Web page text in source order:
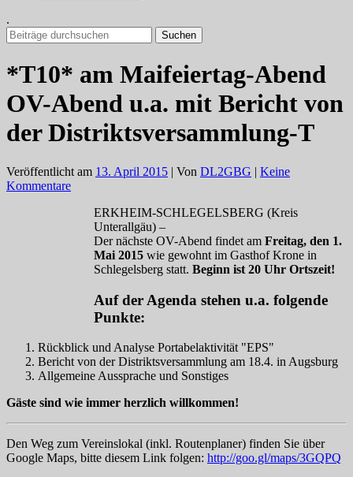
.
Suchen
nach:
*T10* am Maifeiertag-Abend
OV-Abend u.a. mit Bericht von
der Distriktsversammlung-T
Veröffentlicht am 13. April 2015 | Von DL2GBG | Keine
Kommentare
ERKHEIM-SCHLEGELSBERG (Kreis
Unterallgäu) –
Der nächste OV-Abend findet am Freitag, den 1.
Mai 2015 wie gewohnt im Gasthof Krone in
Schlegelsberg statt. Beginn ist 20 Uhr Ortszeit!
Auf der Agenda stehen u.a. folgende
Punkte:
Rückblick und Analyse Portabelaktivität "EPS"
Bericht von der Distriktsversammlung am 18.4. in Augsburg
Allgemeine Aussprache und Sonstiges
Gäste sind wie immer herzlich willkommen!
Den Weg zum Vereinslokal (inkl. Routenplaner) finden Sie über
Google Maps, bitte diesem Link folgen: http://goo.gl/maps/3GQPQ